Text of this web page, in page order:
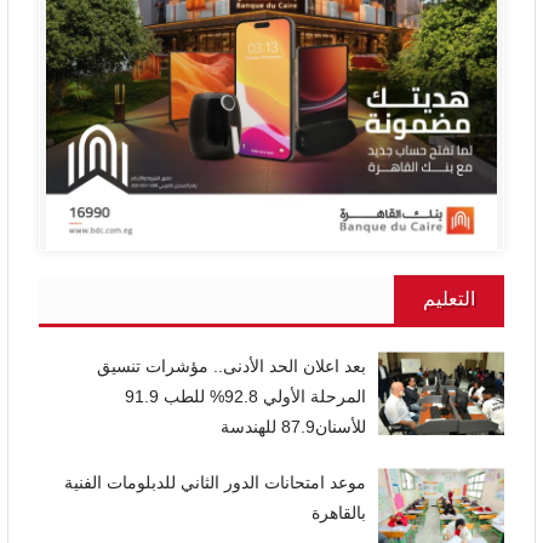
التعليم
بعد اعلان الحد الأدنى.. مؤشرات تنسيق
المرحلة الأولي 92.8% للطب 91.9
للأسنان87.9 للهندسة
موعد امتحانات الدور الثاني للدبلومات الفنية
بالقاهرة